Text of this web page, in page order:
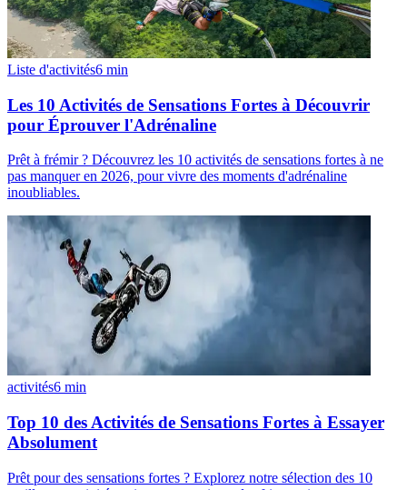
Liste d'activités6 min
Les 10 Activités de Sensations Fortes à Découvrir
pour Éprouver l'Adrénaline
Prêt à frémir ? Découvrez les 10 activités de sensations fortes à ne
pas manquer en 2026, pour vivre des moments d'adrénaline
inoubliables.
activités6 min
Top 10 des Activités de Sensations Fortes à Essayer
Absolument
Prêt pour des sensations fortes ? Explorez notre sélection des 10